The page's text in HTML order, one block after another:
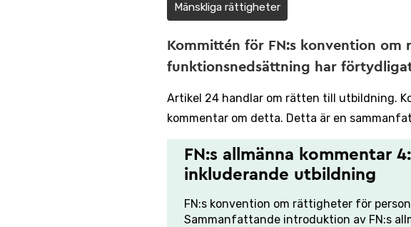
Mänskliga rättigheter
Kommittén för FN:s konvention
funktionsnedsättning har
Artikel 24 handlar om rätten till utbildning.
kommentar om detta. Detta är en
FN:s allmänna kommentar
inkluderande utbildning
FN:s konvention om rättigheter för
Sammanfattande introduktion av FN:s